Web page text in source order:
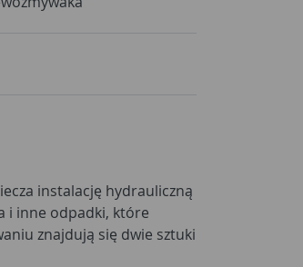
instalację hydrauliczną
i inne odpadki, które
znajdują się dwie sztuki